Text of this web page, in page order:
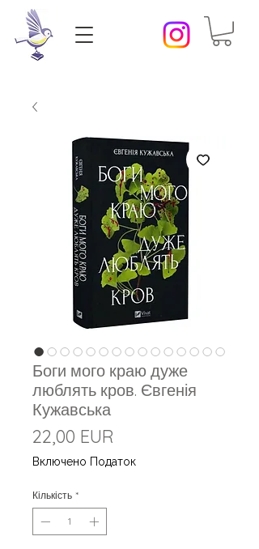
Боги мого краю дуже
люблять кров. Євгенія
Кужавська
22,00 EUR
Включено Податок
Кількість *